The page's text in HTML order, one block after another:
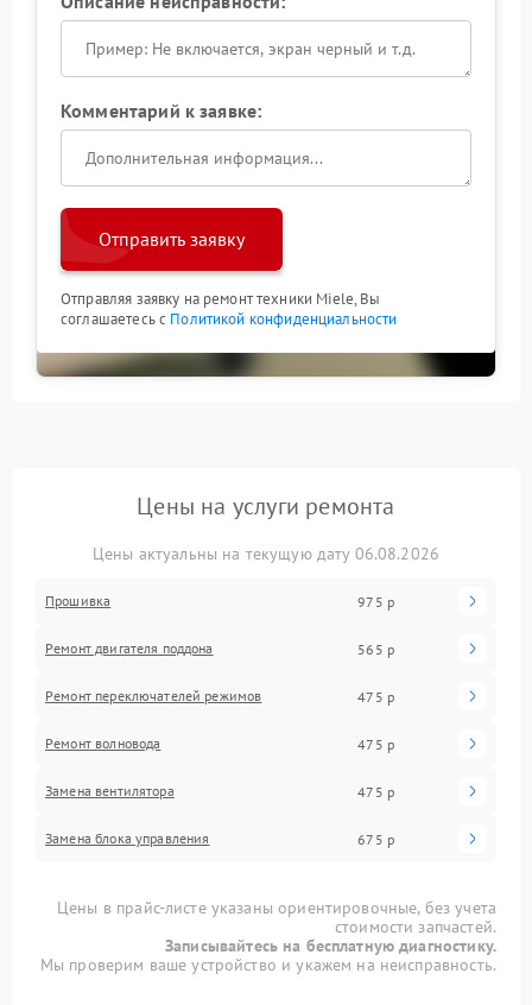
Комментарий к заявке:
Отправить заявку
Отправляя заявку на ремонт техники Miele, Вы
соглашаетесь с Политикой конфиденциальности
Цены на услуги ремонта
Цены актуальны на текущую дату 06.08.2026
Прошивка 975 р
Ремонт двигателя поддона 565 р
Ремонт переключателей режимов 475 р
Ремонт волновода 475 р
Замена вентилятора 475 р
Замена блока управления 675 р
Цены в прайс-листе указаны ориентировочные, без учета
стоимости запчастей.
Записывайтесь на бесплатную диагностику.
Мы проверим ваше устройство и укажем на неисправность.